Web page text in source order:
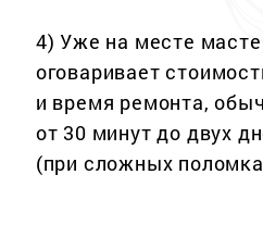
4) Уже на месте
оговаривает
и время ремонта,
от 30 минут до двух
(при сложных